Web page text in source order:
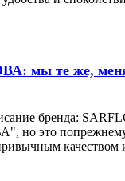
мы те же,
бренда:
это попрежнему
качеством